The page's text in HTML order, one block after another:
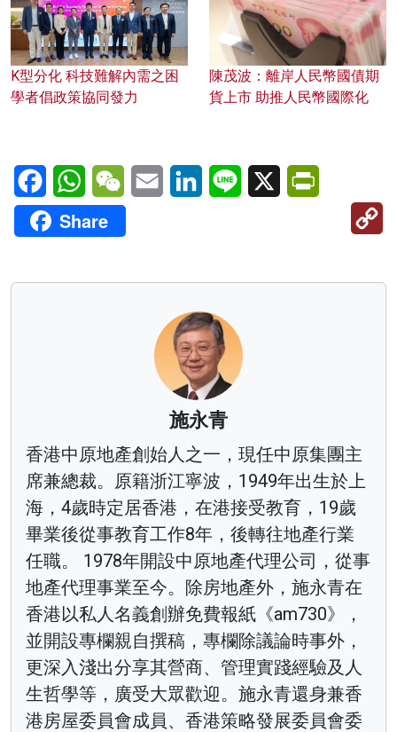
K型分化 科技難解內需之困
學者倡政策協同發力
陳茂波：離岸人民幣國債期
貨上市 助推人民幣國際化
FacebookWhatsAppWeChatEmail LinkedInLine X
Share
施永青
香港中原地產創始人之一，現任中原集團主
席兼總裁。原籍浙江寧波，1949年出生於上
海，4歲時定居香港，在港接受教育，19歲
畢業後從事教育工作8年，後轉往地產行業
任職。 1978年開設中原地產代理公司，從事
地產代理事業至今。除房地產外，施永青在
香港以私人名義創辦免費報紙《am730》，
並開設專欄親自撰稿，專欄除議論時事外，
更深入淺出分享其營商、管理實踐經驗及人
生哲學等，廣受大眾歡迎。施永青還身兼香
港房屋委員會成員、香港策略發展委員會委